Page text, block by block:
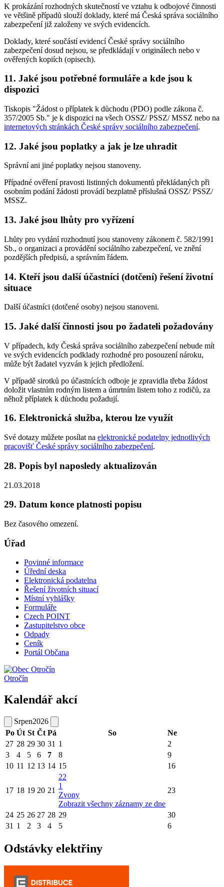
K prokázání rozhodných skutečností ve vztahu k odbojové činnosti
ve většině případů slouží doklady, které má Česká správa sociálního
zabezpečení již založeny ve svých evidencích.
Doklady, které součástí evidencí České správy sociálního
zabezpečení dosud nejsou, se předkládají v originálech nebo v
ověřených kopiích (opisech).
11. Jaké jsou potřebné formuláře a kde jsou k
dispozici
Tiskopis "Žádost o příplatek k důchodu (PDO) podle zákona č.
357/2005 Sb." je k dispozici na všech OSSZ/ PSSZ/ MSSZ nebo na
internetových stránkách České správy sociálního zabezpečení.
12. Jaké jsou poplatky a jak je lze uhradit
Správní ani jiné poplatky nejsou stanoveny.
Případné ověření pravosti listinných dokumentů překládaných při
osobním podání žádosti provádí bezplatně příslušná OSSZ/ PSSZ/
MSSZ.
13. Jaké jsou lhůty pro vyřízení
Lhůty pro vydání rozhodnutí jsou stanoveny zákonem č. 582/1991
Sb., o organizaci a provádění sociálního zabezpečení, ve znění
pozdějších předpisů, a správním řádem.
14. Kteří jsou další účastníci (dotčení) řešení životní
situace
Další účastníci (dotčené osoby) nejsou stanoveni.
15. Jaké další činnosti jsou po žadateli požadovány
V případech, kdy Česká správa sociálního zabezpečení nebude mít
ve svých evidencích podklady rozhodné pro posouzení nároku,
může být žadatel vyzván k jejich předložení.
V případě sirotků po účastnících odboje je zpravidla třeba žádost
doložit vlastním rodným listem a úmrtním listem toho z rodičů, za
něhož příplatek k důchodu požadují.
16. Elektronická služba, kterou lze využít
Své dotazy můžete posílat na elektronické podatelny jednotlivých
pracovišť České správy sociálního zabezpečení.
28. Popis byl naposledy aktualizován
21.03.2018
29. Datum konce platnosti popisu
Bez časového omezení.
Úřad
Povinné informace
Úřední deska
Elektronická podatelna
Řešení životních situací
Místní vyhlášky
Formuláře
Czech POINT
Zastupitelstvo obce
Odpady
Ceník
Portál Občana
Otročín
Kalendář akcí
Srpen2026
Po Út St Čt Pá So
Ne
27 28 29 30 31 1
2
3
4 5 6 7 8
9
10 11 12 13 14 15 16
17 18 19 20 21
22
1
Zvony
Zobrazit všechny záznamy ze dne
23
24 25 26 27 28 29
30
31 1 2 3 4 5 6
Odstávky elektřiny